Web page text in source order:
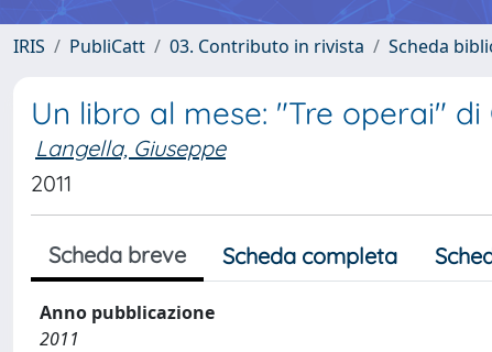
IRIS PubliCatt 03. Contributo in rivista Scheda
Un libro al mese: "Tre operai"
Langella, Giuseppe
2011
Scheda breve Scheda completa
Anno pubblicazione
2011